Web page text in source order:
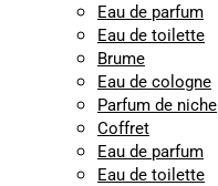
Eau de parfum
Eau de toilette
Brume
Eau de cologne
Parfum de niche
Coffret
Eau de parfum
Eau de toilette